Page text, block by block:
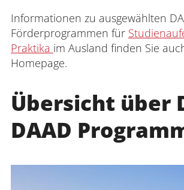
Informationen zu ausgewählten
Förderprogrammen für
Praktika im Ausland finden Sie
Homepage.
Übersicht über
DAAD
Zentrum für Informations-
Medientechnologien
Anmelden